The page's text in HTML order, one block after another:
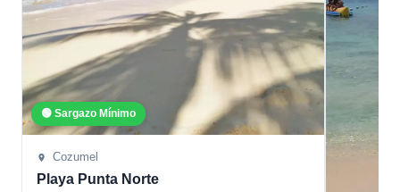
🟢 Sargazo Mínimo
Cozumel
Playa Punta Norte